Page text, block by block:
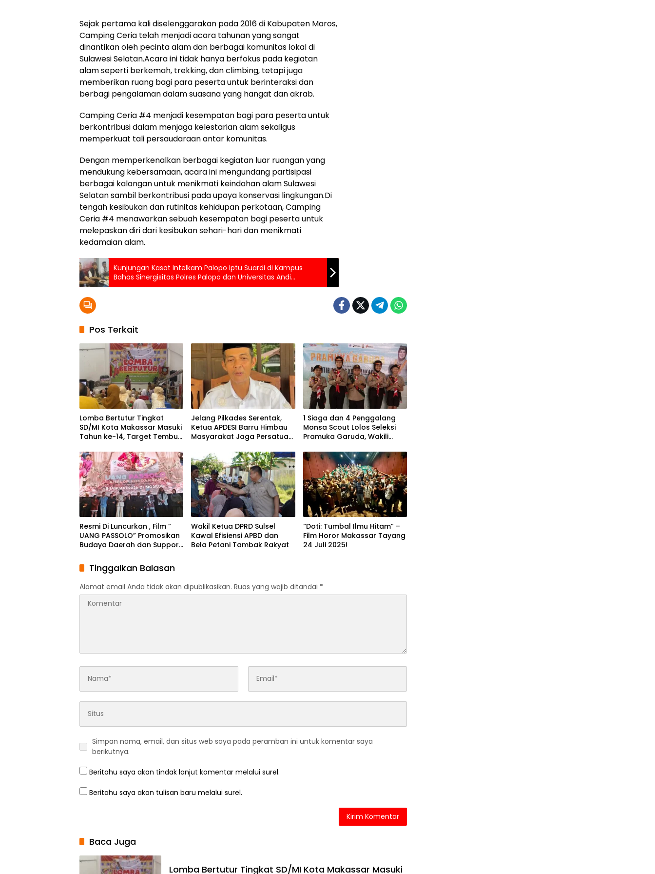
Sejak pertama kali diselenggarakan pada 2016 di Kabupaten Maros,
Camping Ceria telah menjadi acara tahunan yang sangat
dinantikan oleh pecinta alam dan berbagai komunitas lokal di
Sulawesi Selatan.Acara ini tidak hanya berfokus pada kegiatan
alam seperti berkemah, trekking, dan climbing, tetapi juga
memberikan ruang bagi para peserta untuk berinteraksi dan
berbagi pengalaman dalam suasana yang hangat dan akrab.
Camping Ceria #4 menjadi kesempatan bagi para peserta untuk
berkontribusi dalam menjaga kelestarian alam sekaligus
memperkuat tali persaudaraan antar komunitas.
Dengan memperkenalkan berbagai kegiatan luar ruangan yang
mendukung kebersamaan, acara ini mengundang partisipasi
berbagai kalangan untuk menikmati keindahan alam Sulawesi
Selatan sambil berkontribusi pada upaya konservasi lingkungan.Di
tengah kesibukan dan rutinitas kehidupan perkotaan, Camping
Ceria #4 menawarkan sebuah kesempatan bagi peserta untuk
melepaskan diri dari kesibukan sehari-hari dan menikmati
kedamaian alam.
Kunjungan Kasat Intelkam Palopo Iptu Suardi di Kampus
Bahas Sinergisitas Polres Palopo dan Universitas Andi
Djemma
Pos Terkait
Lomba Bertutur Tingkat
SD/MI Kota Makassar Masuki
Tahun ke-14, Target Tembus
Jelang Pilkades Serentak,
Ketua APDESI Barru Himbau
Masyarakat Jaga Persatuan
1 Siaga dan 4 Penggalang
Monsa Scout Lolos Seleksi
Pramuka Garuda, Wakili
Resmi Di Luncurkan , Film ”
UANG PASSOLO” Promosikan
Budaya Daerah dan Support
Wakil Ketua DPRD Sulsel
Kawal Efisiensi APBD dan
Bela Petani Tambak Rakyat
“Doti: Tumbal Ilmu Hitam” –
Film Horor Makassar Tayang
24 Juli 2025!
Tinggalkan Balasan
Alamat email Anda tidak akan dipublikasikan. Ruas yang wajib ditandai *
Simpan nama, email, dan situs web saya pada peramban ini untuk komentar saya
berikutnya.
Beritahu saya akan tindak lanjut komentar melalui surel.
Beritahu saya akan tulisan baru melalui surel.
Baca Juga
Lomba Bertutur Tingkat SD/MI Kota Makassar Masuki